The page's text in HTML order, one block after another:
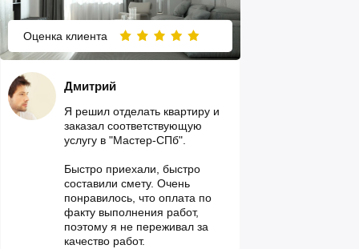
Оценка клиента
Я решил отделать квартиру и
заказал соответствующую
услугу в "Мастер-СПб".
Быстро приехали, быстро
составили смету. Очень
понравилось, что оплата по
факту выполнения работ,
поэтому я не переживал за
качество работ.
Дмитрий